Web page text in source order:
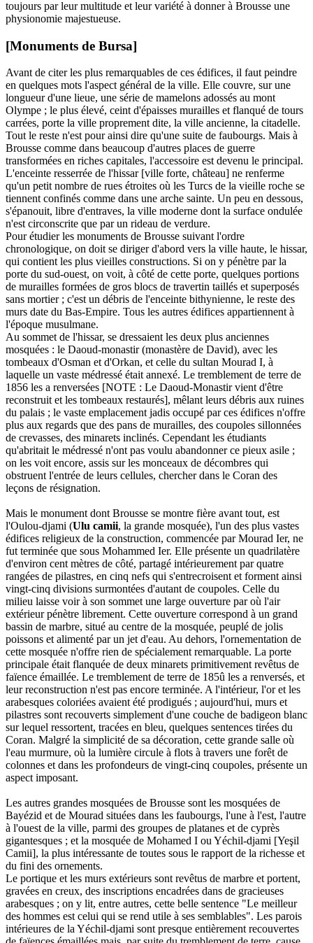
toujours par leur multitude et leur variété à donner à Brousse une
physionomie majestueuse.
[Monuments de Bursa]
Avant de citer les plus remarquables de ces édifices, il faut peindre
en quelques mots l'aspect général de la ville. Elle couvre, sur une
longueur d'une lieue, une série de mamelons adossés au mont
Olympe ; le plus élevé, ceint d'épaisses murailles et flanqué de tours
carrées, porte la ville proprement dite, la ville ancienne, la citadelle.
Tout le reste n'est pour ainsi dire qu'une suite de faubourgs. Mais à
Brousse comme dans beaucoup d'autres places de guerre
transformées en riches capitales, l'accessoire est devenu le principal.
L'enceinte resserrée de l'hissar [ville forte, château] ne renferme
qu'un petit nombre de rues étroites où les Turcs de la vieille roche se
tiennent confinés comme dans une arche sainte. Un peu en dessous,
s'épanouit, libre d'entraves, la ville moderne dont la surface ondulée
n'est circonscrite que par un rideau de verdure.
Pour étudier les monuments de Brousse suivant l'ordre
chronologique, on doit se diriger d'abord vers la ville haute, le hissar,
qui contient les plus vieilles constructions. Si on y pénètre par la
porte du sud-ouest, on voit, à côté de cette porte, quelques portions
de murailles formées de gros blocs de travertin taillés et superposés
sans mortier ; c'est un débris de l'enceinte bithynienne, le reste des
murs date du Bas-Empire. Tous les autres édifices appartiennent à
l'époque musulmane.
Au sommet de l'hissar, se dressaient les deux plus anciennes
mosquées : le Daoud-monastir (monastère de David), avec les
tombeaux d'Osman et d'Orkan, et celle du sultan Mourad I, à
laquelle un vaste médressé était annexé. Le tremblement de terre de
1856 les a renversées [NOTE : Le Daoud-Monastir vient d'être
reconstruit et les tombeaux restaurés], mêlant leurs débris aux ruines
du palais ; le vaste emplacement jadis occupé par ces édifices n'offre
plus aux regards que des pans de murailles, des coupoles sillonnées
de crevasses, des minarets inclinés. Cependant les étudiants
qu'abritait le médressé n'ont pas voulu abandonner ce pieux asile ;
on les voit encore, assis sur les monceaux de décombres qui
obstruent l'entrée de leurs cellules, chercher dans le Coran des
leçons de résignation.
Mais le monument dont Brousse se montre fière avant tout, est
l'Oulou-djami (Ulu camii, la grande mosquée), l'un des plus vastes
édifices religieux de la construction, commencée par Mourad Ier, ne
fut terminée que sous Mohammed Ier. Elle présente un quadrilatère
d'environ cent mètres de côté, partagé intérieurement par quatre
rangées de pilastres, en cinq nefs qui s'entrecroisent et forment ainsi
vingt-cinq divisions surmontées d'autant de coupoles. Celle du
milieu laisse voir à son sommet une large ouverture par où l'air
extérieur pénètre librement. Cette ouverture correspond à un grand
bassin de marbre, situé au centre de la mosquée, peuplé de jolis
poissons et alimenté par un jet d'eau. Au dehors, l'ornementation de
cette mosquée n'offre rien de spécialement remarquable. La porte
principale était flanquée de deux minarets primitivement revêtus de
faïence émaillée. Le tremblement de terre de 185û les a renversés, et
leur reconstruction n'est pas encore terminée. A l'intérieur, l'or et les
arabesques coloriées avaient été prodigués ; aujourd'hui, murs et
pilastres sont recouverts simplement d'une couche de badigeon blanc
sur lequel ressortent, tracées en bleu, quelques sentences tirées du
Coran. Malgré la simplicité de sa décoration, cette grande salle où
l'eau murmure, où la lumière circule à flots à travers une forêt de
colonnes et dans les profondeurs de vingt-cinq coupoles, présente un
aspect imposant.
Les autres grandes mosquées de Brousse sont les mosquées de
Bayézid et de Mourad situées dans les faubourgs, l'une à l'est, l'autre
à l'ouest de la ville, parmi des groupes de platanes et de cyprès
gigantesques ; et la mosquée de Mohamed I ou Yéchil-djami [Yeşil
Camii], la plus intéressante de toutes sous le rapport de la richesse et
du fini des ornements.
Le portique et les murs extérieurs sont revêtus de marbre et portent,
gravées en creux, des inscriptions encadrées dans de gracieuses
arabesques ; on y lit, entre autres, cette belle sentence "Le meilleur
des hommes est celui qui se rend utile à ses semblables". Les parois
intérieures de la Yéchil-djami sont presque entièrement recouvertes